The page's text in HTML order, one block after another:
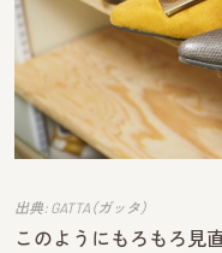
出典: GATTA（ガッタ）
このようにもろもろ見